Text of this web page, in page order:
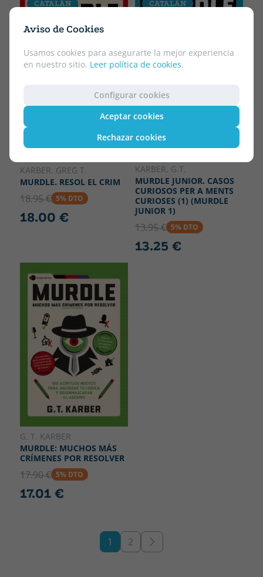
Aviso de Cookies
Usamos cookies para asegurarte la mejor experiencia
en nuestro sitio. Leer política de cookies.
Configurar cookies
Aceptar cookies
Rechazar cookies
CATALÁN
KARBER, GREG T.
MURDLE. RESOL EL CRIM
18.95 € 5% DTO
18.00 €
CATALÁN
KARBER, G.T.
MURDLE JUNIOR. CASOS
CURIOSOS PER A MENTS
CURIOSES (1) (MURDLE
JUNIOR 1)
13.95 € 5% DTO
13.25 €
G. T. KARBER
MURDLE: MUCHOS MÁS
CRÍMENES POR RESOLVER
17.90 € 5% DTO
17.01 €
1 2